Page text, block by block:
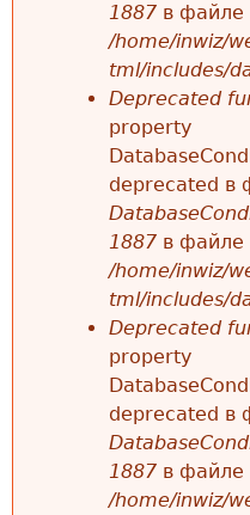
1887 в файле
/home/inwiz/
tml/includes/
Deprecated
property
deprecated в
1887 в файле
/home/inwiz/
tml/includes/
Deprecated
property
deprecated в
1887 в файле
/home/inwiz/